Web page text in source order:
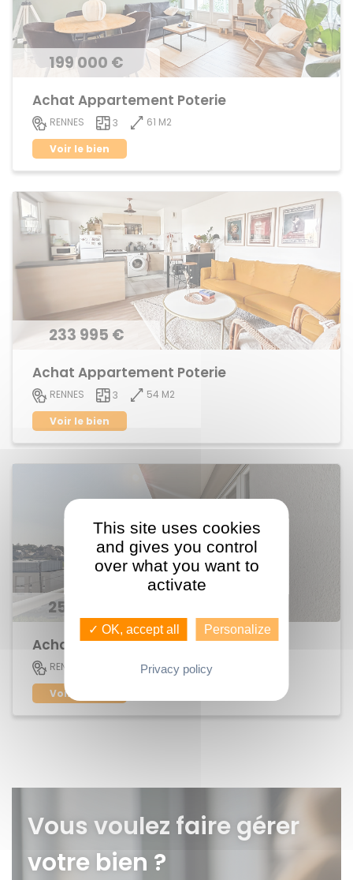
199 000 €
Achat Appartement Poterie
RENNES 3
61 M2
Voir le bien
233 995 €
Achat Appartement Poterie
RENNES 3
54 M2
Voir le bien
258 495 €
Achat Appartement Thabor
RENNES
62 M2
Voir le bien
Vous voulez faire gérer
votre bien ?
This site uses cookies
and gives you control
over what you want to
activate
✓ OK, accept all Personalize
Privacy policy